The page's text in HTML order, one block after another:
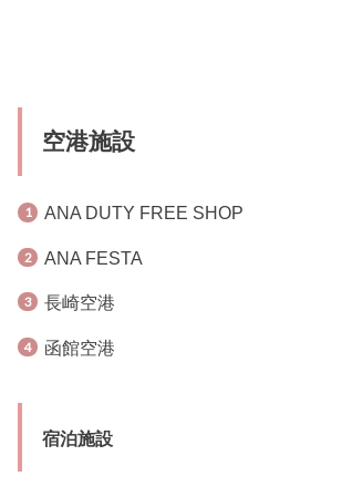
空港施設
ANA DUTY FREE SHOP
ANA FESTA
長崎空港
函館空港
宿泊施設